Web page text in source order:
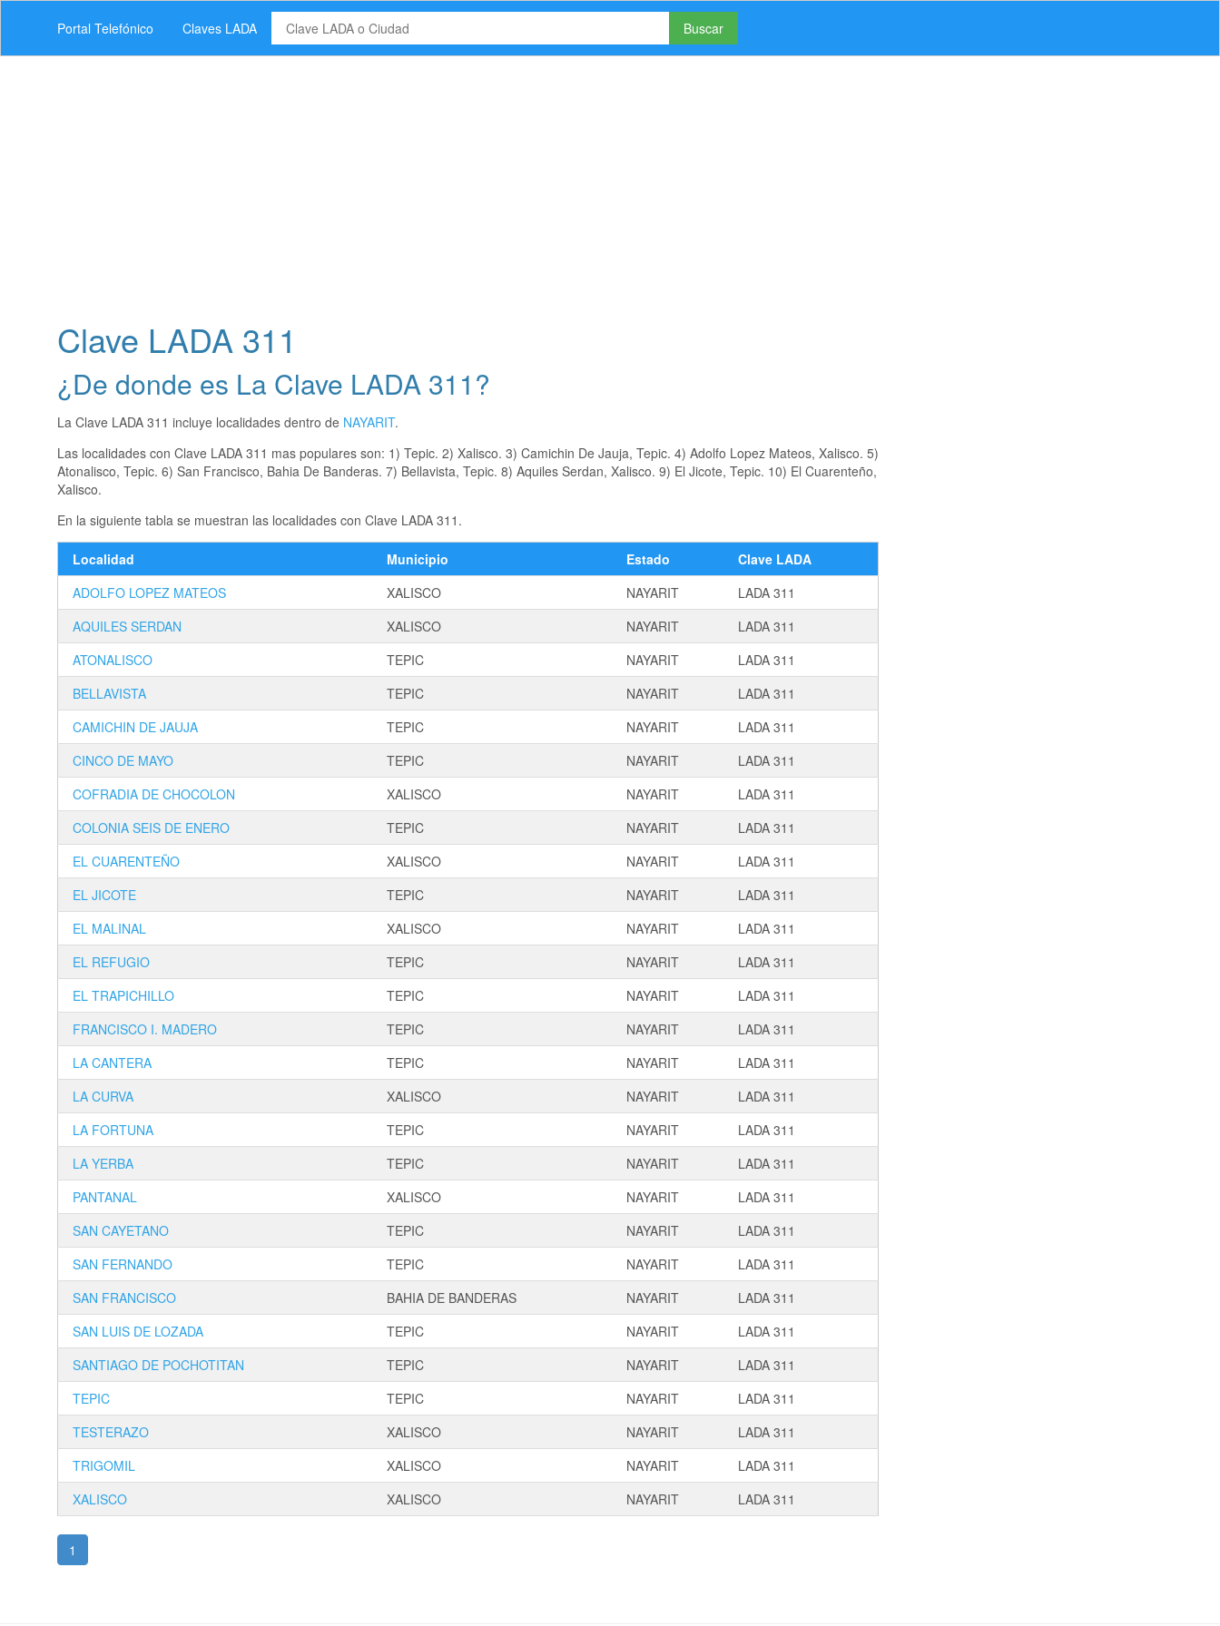
Portal Telefónico Claves LADA Buscar
Clave LADA 311
¿De donde es La Clave LADA 311?
La Clave LADA 311 incluye localidades dentro de NAYARIT.
Las localidades con Clave LADA 311 mas populares son: 1) Tepic. 2) Xalisco. 3) Camichin De Jauja, Tepic. 4) Adolfo Lopez Mateos, Xalisco. 5)
Atonalisco, Tepic. 6) San Francisco, Bahia De Banderas. 7) Bellavista, Tepic. 8) Aquiles Serdan, Xalisco. 9) El Jicote, Tepic. 10) El Cuarenteño,
Xalisco.
En la siguiente tabla se muestran las localidades con Clave LADA 311.
Localidad Municipio Estado
Clave LADA
ADOLFO LOPEZ MATEOS
XALISCO NAYARIT
LADA 311
AQUILES SERDAN
XALISCO NAYARIT
LADA 311
ATONALISCO
TEPIC NAYARIT
LADA 311
BELLAVISTA
TEPIC NAYARIT
LADA 311
CAMICHIN DE JAUJA
TEPIC NAYARIT
LADA 311
CINCO DE MAYO
TEPIC NAYARIT
LADA 311
COFRADIA DE CHOCOLON
XALISCO NAYARIT
LADA 311
COLONIA SEIS DE ENERO
TEPIC NAYARIT
LADA 311
EL CUARENTEÑO
XALISCO NAYARIT
LADA 311
EL JICOTE
TEPIC NAYARIT
LADA 311
EL MALINAL
XALISCO NAYARIT
LADA 311
EL REFUGIO
TEPIC NAYARIT
LADA 311
EL TRAPICHILLO
TEPIC NAYARIT
LADA 311
FRANCISCO I. MADERO
TEPIC NAYARIT
LADA 311
LA CANTERA
TEPIC NAYARIT
LADA 311
LA CURVA
XALISCO NAYARIT
LADA 311
LA FORTUNA
TEPIC NAYARIT
LADA 311
LA YERBA
TEPIC NAYARIT
LADA 311
PANTANAL
XALISCO NAYARIT
LADA 311
SAN CAYETANO
TEPIC NAYARIT
LADA 311
SAN FERNANDO
TEPIC NAYARIT
LADA 311
SAN FRANCISCO
BAHIA DE BANDERAS NAYARIT
LADA 311
SAN LUIS DE LOZADA
TEPIC NAYARIT
LADA 311
SANTIAGO DE POCHOTITAN
TEPIC NAYARIT
LADA 311
TEPIC
TEPIC NAYARIT
LADA 311
TESTERAZO
XALISCO NAYARIT
LADA 311
TRIGOMIL
XALISCO NAYARIT
LADA 311
XALISCO
XALISCO NAYARIT LADA 311
1